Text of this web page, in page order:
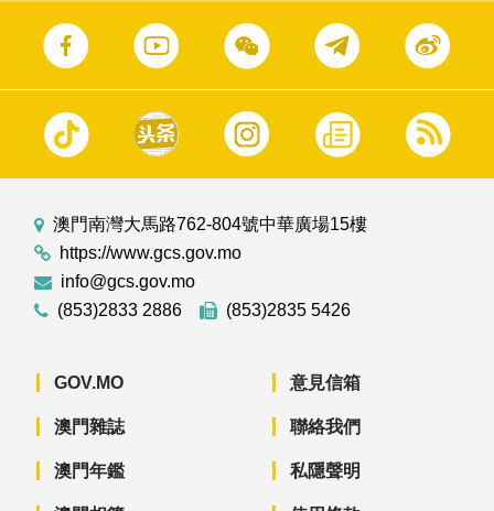
澳門南灣大馬路762-804號中華廣場15樓
https://www.gcs.gov.mo
info@gcs.gov.mo
(853)2833 2886
(853)2835 5426
GOV.MO
澳門雜誌
澳門年鑑
意見信箱
聯絡我們
私隱聲明